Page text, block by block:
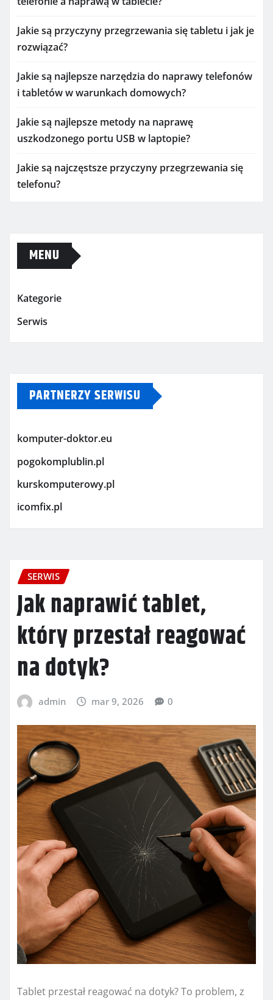
Jakie są przyczyny przegrzewania się tabletu i jak je
rozwiązać?
Jakie są najlepsze narzędzia do naprawy telefonów
i tabletów w warunkach domowych?
Jakie są najlepsze metody na naprawę
uszkodzonego portu USB w laptopie?
Jakie są najczęstsze przyczyny przegrzewania się
telefonu?
MENU
Kategorie
Serwis
PARTNERZY SERWISU
komputer-doktor.eu
pogokomplublin.pl
kurskomputerowy.pl
icomfix.pl
SERWIS
Jak naprawić tablet,
który przestał reagować
na dotyk?
admin mar 9, 2026 0
Tablet przestał reagować na dotyk? To problem, z